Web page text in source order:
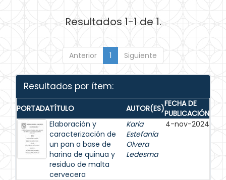
Resultados 1-1 de 1.
Anterior 1 Siguiente
Resultados por ítem:
PORTADATÍTULO AUTOR(ES)FECHA DE
PUBLICACIÓN
Elaboración y
caracterización de
un pan a base de
harina de quinua y
residuo de malta
cervecera
Karla
Estefanía
Olvera
Ledesma
4-nov-2024